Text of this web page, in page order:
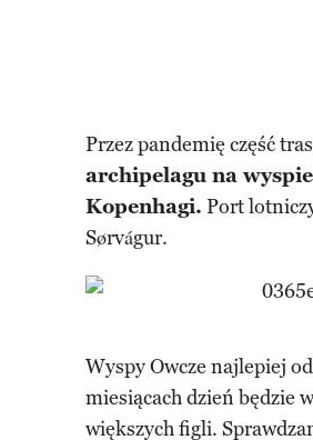
Przez pandemię część
archipelagu na
Kopenhagi. Port
Sørvágur.
Wyspy Owcze najlepiej
miesiącach dzień będzie
większych figli.